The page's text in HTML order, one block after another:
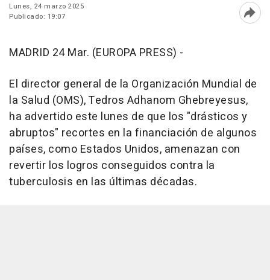
Lunes, 24 marzo 2025
Publicado: 19:07
MADRID 24 Mar. (EUROPA PRESS) -
El director general de la Organización Mundial de
la Salud (OMS), Tedros Adhanom Ghebreyesus,
ha advertido este lunes de que los "drásticos y
abruptos" recortes en la financiación de algunos
países, como Estados Unidos, amenazan con
revertir los logros conseguidos contra la
tuberculosis en las últimas décadas.